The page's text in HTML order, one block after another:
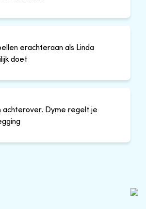
erachteraan als Linda
doet
achterover. Dyme regelt je